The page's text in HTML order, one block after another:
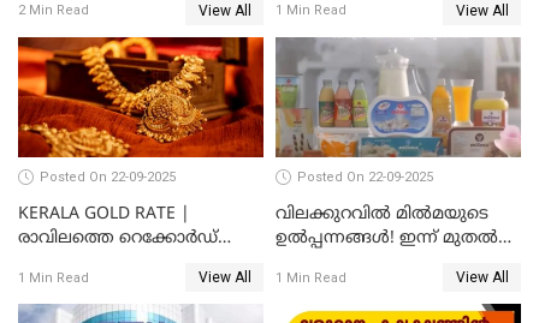
സുരക്ഷയില്ല!
2 Min Read View All 1 Min Read View All
Posted On 22-09-2025
KERALA GOLD RATE |
രാവിലത്തെ റെക്കോർഡ്
തവണ കൂടി; പവൻ വില
83,000 ലേക്ക്
1 Min Read View All
Posted On 22-09-2025
വിലക്കുറവിൽ മിൽമയുടെ
ഉൽപ്പന്നങ്ങൾ! ഇന്ന് മുതൽ
ഉപഭോക്താക്കൾക്ക്
1 Min Read View All